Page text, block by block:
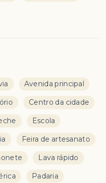
Avenida principal
Centro da cidade
Escola
Feira de artesanato
Lava rápido
Padaria